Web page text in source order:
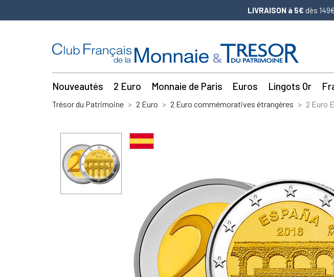
LIVRAISON à 5€ dès
Nouveautés 2 Euro Monnaie de Paris Euros Lingots Or
Trésor du Patrimoine 2 Euro 2 Euro commémoratives étrangères 2 Euro